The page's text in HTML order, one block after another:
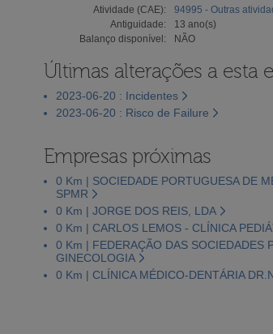
Atividade (CAE):
94995 - Outras
Antiguidade:
13 ano(s)
Balanço disponível:
NÃO
Últimas alterações a esta
2023-06-20 : Incidentes
2023-06-20 : Risco de Failure
Empresas próximas
0 Km | SOCIEDADE PORTUGUESA DE
SPMR
0 Km | JORGE DOS REIS, LDA
0 Km | CARLOS LEMOS - CLÍNICA
0 Km | FEDERAÇÃO DAS SOCIEDADES
GINECOLOGIA
0 Km | CLÍNICA MÉDICO-DENTÁRIA